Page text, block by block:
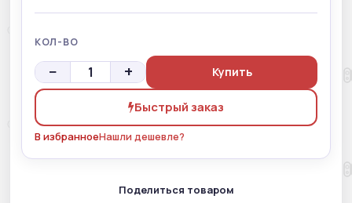
КОЛ-ВО
− + Купить
Быстрый заказ
В избранноеНашли дешевле?
Поделиться товаром